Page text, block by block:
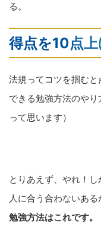
る。
得点を10点
法規ってコツを掴む
できる勉強方法のや
って思います）
とりあえず、やれ！し
人に合う合わないある
勉強方法はこれです。